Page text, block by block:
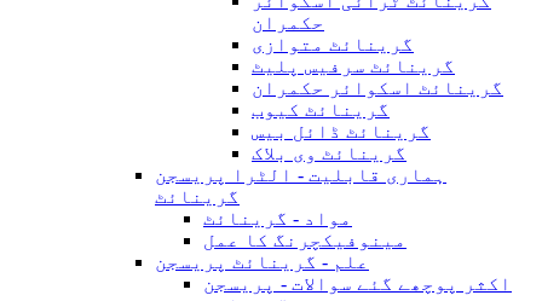
حکمران
گرینائٹ متوازی
گرینائٹ سرفیس پلیٹ
گرینائٹ اسکوائر حکمران
گرینائٹ کیوب
گرینائٹ ڈائل بیس
گرینائٹ وی بلاک
ہماری قابلیت - الٹرا پریسجن
گرینائٹ
مواد - گرینائٹ
مینوفیکچرنگ کا عمل
علم - گرینائٹ پریسجن
اکثر پوچھے گئے سوالات - پریسجن